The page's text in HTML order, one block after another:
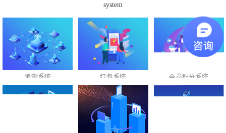
system
追溯系统 红包系统 会员积分系统